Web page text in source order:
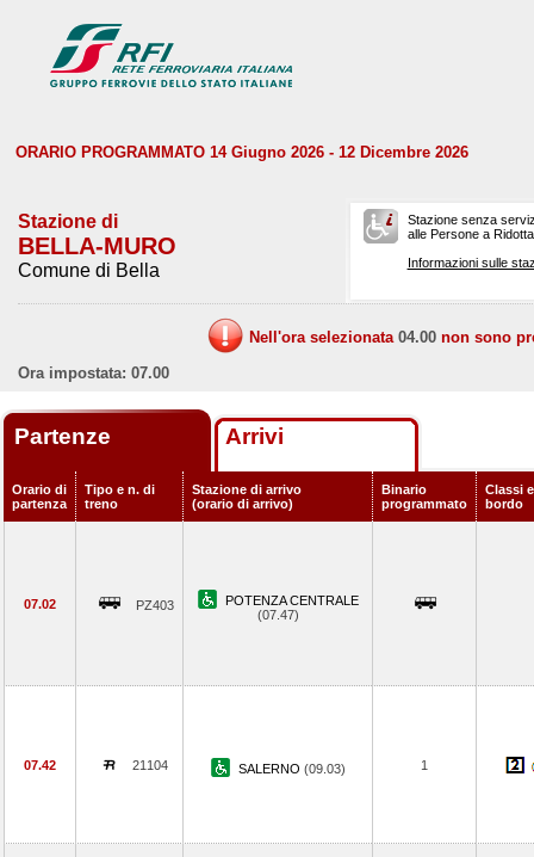
ORARIO PROGRAMMATO 14 Giugno 2026 - 12 Dicembre 2026
Stazione di
BELLA-MURO
Comune di Bella
Stazione senza
alle Persone a
Informazioni sulle
Nell'ora selezionata 04.00 non sono
Ora impostata: 07.00
Partenze Arrivi
Orario di
partenza
Tipo e n. di
treno
Stazione di arrivo
(orario di arrivo)
Binario
programmato
Classi
bordo
07.02 PZ403
POTENZA CENTRALE
(07.47)
07.42 21104 SALERNO (09.03) 1